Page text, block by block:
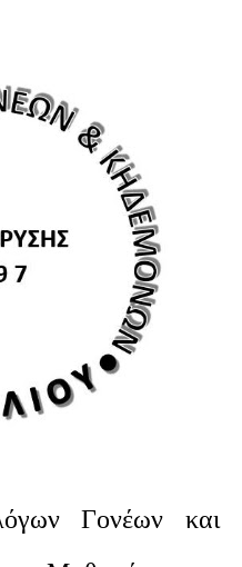
Γονέων και